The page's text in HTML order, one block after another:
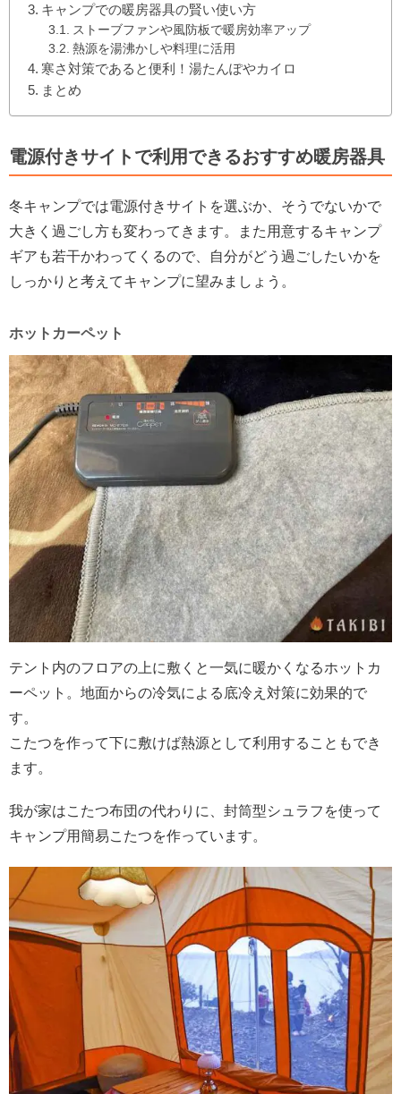
キャンプでの暖房器具の賢い使い方
ストーブファンや風防板で暖房効率アップ
熱源を湯沸かしや料理に活用
寒さ対策であると便利！湯たんぽやカイロ
まとめ
電源付きサイトで利用できるおすすめ暖房器具
冬キャンプでは電源付きサイトを選ぶか、そうでないかで
大きく過ごし方も変わってきます。また用意するキャンプ
ギアも若干かわってくるので、自分がどう過ごしたいかを
しっかりと考えてキャンプに望みましょう。
ホットカーペット
テント内のフロアの上に敷くと一気に暖かくなるホットカ
ーペット。地面からの冷気による底冷え対策に効果的で
す。
こたつを作って下に敷けば熱源として利用することもでき
ます。
我が家はこたつ布団の代わりに、封筒型シュラフを使って
キャンプ用簡易こたつを作っています。